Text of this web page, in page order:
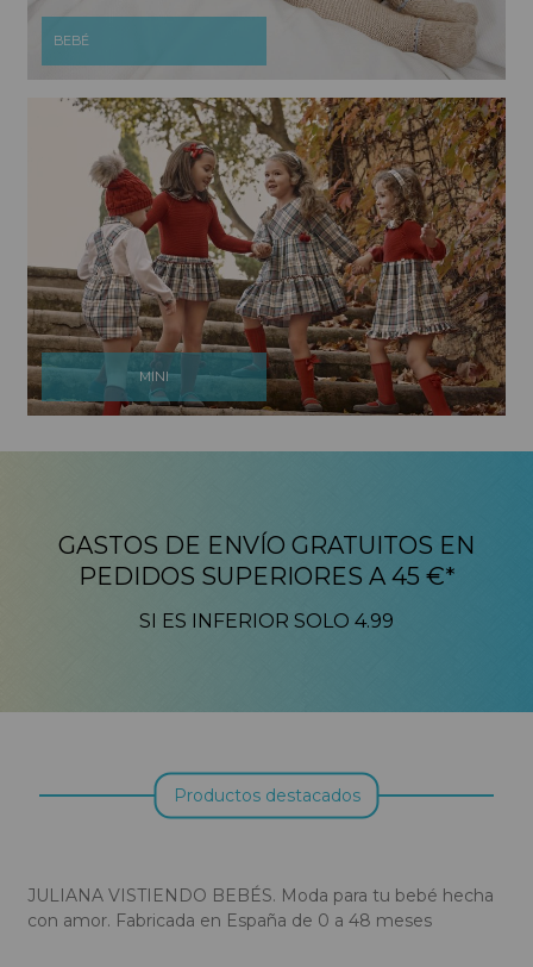
BEBÉ
MINI
GASTOS DE ENVÍO GRATUITOS EN
PEDIDOS SUPERIORES A 45 €*
SI ES INFERIOR SOLO 4.99
Productos destacados
JULIANA VISTIENDO BEBÉS. Moda para tu bebé hecha
con amor. Fabricada en España de 0 a 48 meses